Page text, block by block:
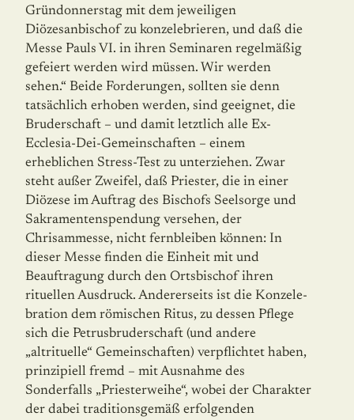
Gründonnerstag mit dem jeweiligen
Diözesanbischof zu konzelebrieren, und daß die
Messe Pauls VI. in ihren Seminaren regelmäßig
gefeiert werden wird müssen. Wir werden
sehen.“ Beide Forderungen, sollten sie denn
tatsächlich erhoben werden, sind geeignet, die
Bruderschaft – und damit letztlich alle Ex-
Ecclesia-Dei-Gemeinschaften – einem
erheblichen Stress-Test zu unterziehen. Zwar
steht außer Zweifel, daß Priester, die in einer
Diözese im Auftrag des Bischofs Seelsorge und
Sakramentenspendung versehen, der
Chrisammesse, nicht fernbleiben können: In
dieser Messe finden die Einheit mit und
Beauftragung durch den Ortsbischof ihren
rituellen Ausdruck. Andererseits ist die Kon­ze­le­
bration dem römischen Ritus, zu dessen Pflege
sich die Petrusbruderschaft (und an­de­re
„altrituelle“ Gemeinschaften) verpflichtet haben,
prinzipiell fremd – mit Ausnahme des
Sonderfalls „Priesterweihe“, wobei der Charakter
der dabei traditionsgemäß erfol­genden